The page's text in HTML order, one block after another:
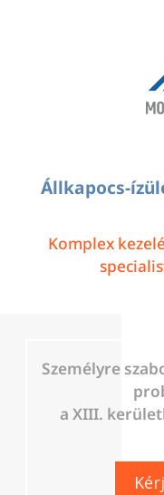
Állkapocs-
Komplex
Személyre
a XIII.